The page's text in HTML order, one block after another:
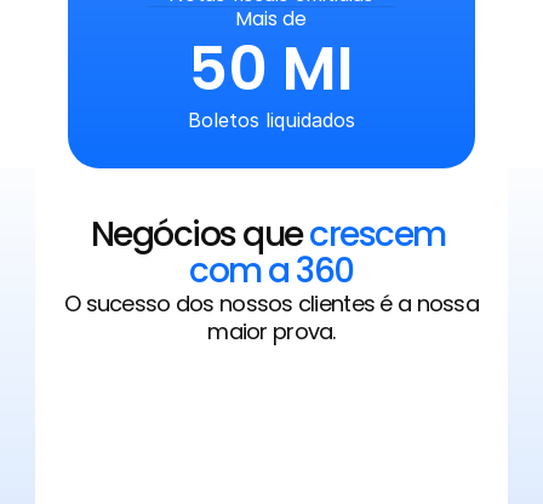
Mais de
50 MI
Boletos liquidados
Negócios que crescem
com a 360
O sucesso dos nossos clientes é a nossa
maior prova.